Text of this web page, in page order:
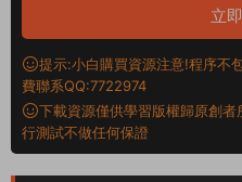
立
提示:小白購買資源注意!程序不
費聯系QQ:7722974
下載資源僅供學習版權歸原創
行測試不做任何保證